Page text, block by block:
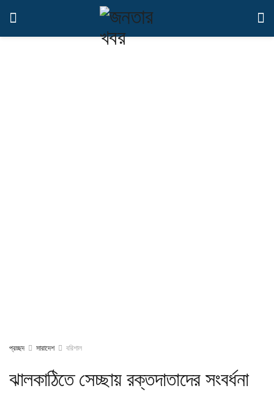
প্রচ্ছদ সারাদেশ বরিশাল
ঝালকাঠিতে সেচ্ছায় রক্তদাতাদের সংবর্ধনা